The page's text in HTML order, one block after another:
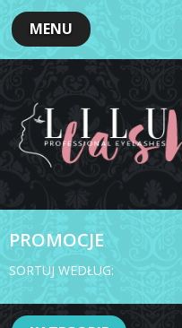
MENU
PROMOCJE
SORTUJ WEDŁUG: